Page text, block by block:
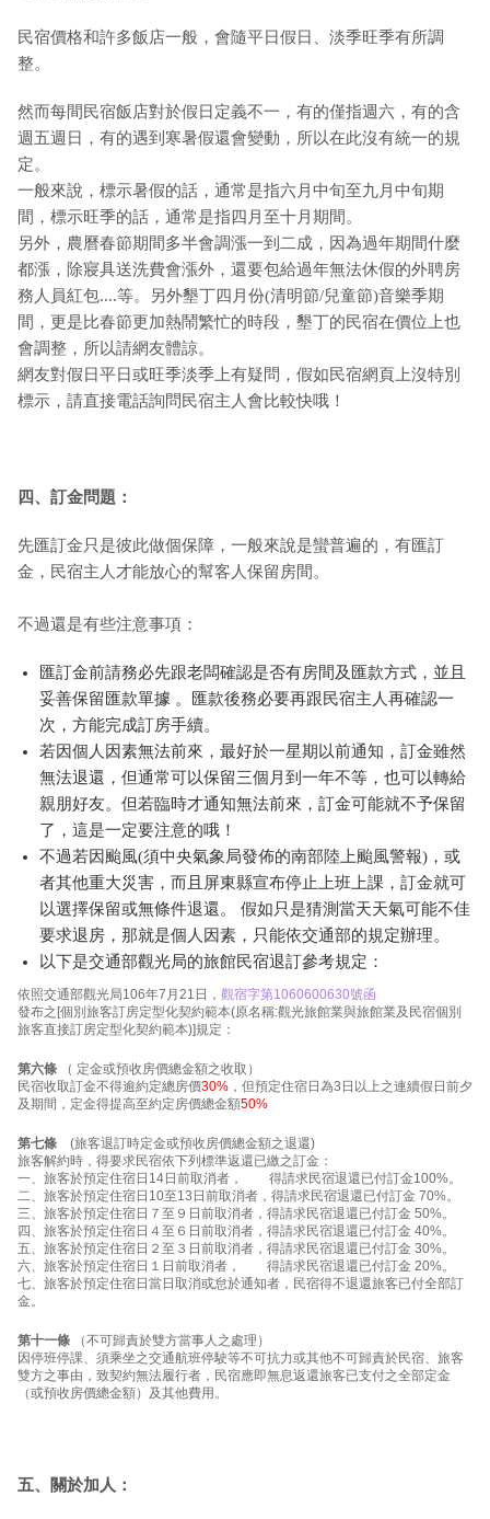
民宿價格和許多飯店一般，會隨平日假日、淡季旺季有所調
整。
然而每間民宿飯店對於假日定義不一，有的僅指週六，有的含
週五週日，有的遇到寒暑假還會變動，所以在此沒有統一的規
定。
一般來說，標示暑假的話，通常是指六月中旬至九月中旬期
間，標示旺季的話，通常是指四月至十月期間。
另外，農曆春節期間多半會調漲一到二成，因為過年期間什麼
都漲，除寢具送洗費會漲外，還要包給過年無法休假的外聘房
務人員紅包....等。另外墾丁四月份(清明節/兒童節)音樂季期
間，更是比春節更加熱鬧繁忙的時段，墾丁的民宿在價位上也
會調整，所以請網友體諒。
網友對假日平日或旺季淡季上有疑問，假如民宿網頁上沒特別
標示，請直接電話詢問民宿主人會比較快哦！
四、訂金問題：
先匯訂金只是彼此做個保障，一般來說是蠻普遍的，有匯訂
金，民宿主人才能放心的幫客人保留房間。
不過還是有些注意事項：
匯訂金前請務必先跟老闆確認是否有房間及匯款方式，並且
妥善保留匯款單據 。匯款後務必要再跟民宿主人再確認一
次，方能完成訂房手續。
若因個人因素無法前來，最好於一星期以前通知，訂金雖然
無法退還，但通常可以保留三個月到一年不等，也可以轉給
親朋好友。但若臨時才通知無法前來，訂金可能就不予保留
了，這是一定要注意的哦！
不過若因颱風(須中央氣象局發佈的南部陸上颱風警報)，或
者其他重大災害，而且屏東縣宣布停止上班上課，訂金就可
以選擇保留或無條件退還。 假如只是猜測當天天氣可能不佳
要求退房，那就是個人因素，只能依交通部的規定辦理。
以下是交通部觀光局的旅館民宿退訂參考規定：
依照交通部觀光局106年7月21日， 觀宿字第1060600630號函
發布之[個別旅客訂房定型化契約範本(原名稱:觀光旅館業與旅館業及民宿個別
旅客直接訂房定型化契約範本)]規定：
第六條 （ 定金或預收房價總金額之收取）
民宿收取訂金不得逾約定總房價30% ，但預定住宿日為3日以上之連續假日前夕
及期間，定金得提高至約定房價總金額50%
第七條 (旅客退訂時定金或預收房價總金額之退還)
旅客解約時，得要求民宿依下列標準返還已繳之訂金：
一、旅客於預定住宿日14日前取消者， 得請求民宿退還已付訂金100%。
二、旅客於預定住宿日10至13日前取消者，得請求民宿退還已付訂金 70%。
三、旅客於預定住宿日７至９日前取消者，得請求民宿退還已付訂金 50%。
四、旅客於預定住宿日４至６日前取消者，得請求民宿退還已付訂金 40%。
五、旅客於預定住宿日２至３日前取消者，得請求民宿退還已付訂金 30%。
六、旅客於預定住宿日１日前取消者， 得請求民宿退還已付訂金 20%。
七、旅客於預定住宿日當日取消或怠於通知者，民宿得不退還旅客已付全部訂
金。
第十一條 （不可歸責於雙方當事人之處理）
因停班停課、須乘坐之交通航班停駛等不可抗力或其他不可歸責於民宿、旅客
雙方之事由，致契約無法履行者，民宿應即無息返還旅客已支付之全部定金
（或預收房價總金額）及其他費用。
五、關於加人：